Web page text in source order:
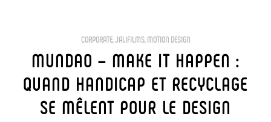
CORPORATE,JALIFILMS,MOTION DESIGN
MUNDAO – MAKE IT HAPPEN :
QUAND HANDICAP ET RECYCLAGE
SE MÊLENT POUR LE DESIGN